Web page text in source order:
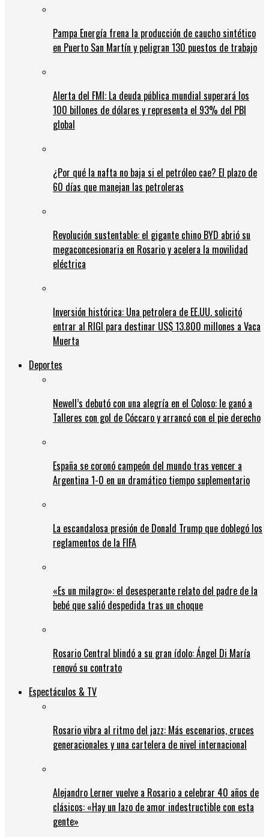
Pampa Energía frena la producción de caucho sintético
en Puerto San Martín y peligran 130 puestos de trabajo
Alerta del FMI: La deuda pública mundial superará los
100 billones de dólares y representa el 93% del PBI
global
¿Por qué la nafta no baja si el petróleo cae? El plazo de
60 días que manejan las petroleras
Revolución sustentable: el gigante chino BYD abrió su
megaconcesionaria en Rosario y acelera la movilidad
eléctrica
Inversión histórica: Una petrolera de EE.UU. solicitó
entrar al RIGI para destinar US$ 13.800 millones a Vaca
Muerta
Deportes
Newell’s debutó con una alegría en el Coloso: le ganó a
Talleres con gol de Cóccaro y arrancó con el pie derecho
España se coronó campeón del mundo tras vencer a
Argentina 1-0 en un dramático tiempo suplementario
La escandalosa presión de Donald Trump que doblegó los
reglamentos de la FIFA
«Es un milagro»: el desesperante relato del padre de la
bebé que salió despedida tras un choque
Rosario Central blindó a su gran ídolo: Ángel Di María
renovó su contrato
Espectáculos & TV
Rosario vibra al ritmo del jazz: Más escenarios, cruces
generacionales y una cartelera de nivel internacional
Alejandro Lerner vuelve a Rosario a celebrar 40 años de
clásicos: «Hay un lazo de amor indestructible con esta
gente»